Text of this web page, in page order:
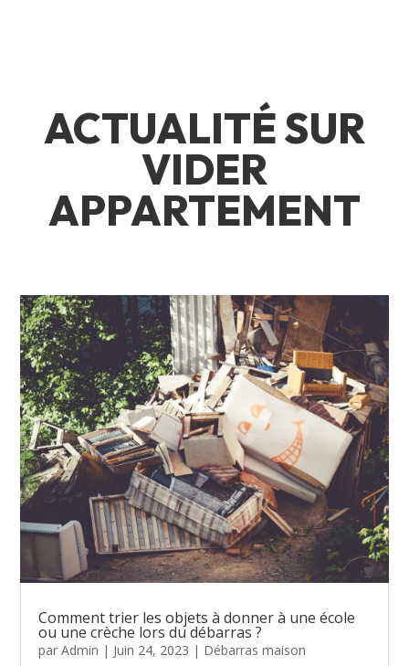
ACTUALITÉ SUR
VIDER
APPARTEMENT
Comment trier les objets à donner à une école
ou une crèche lors du débarras ?
parAdmin | Juin 24, 2023 | Débarras maison